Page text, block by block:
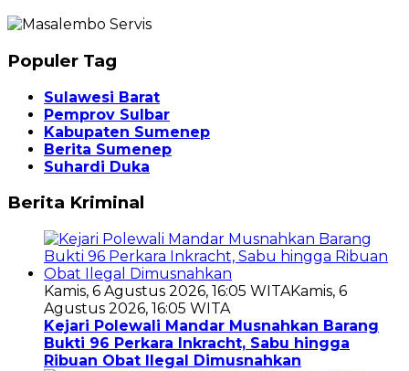
Populer Tag
Sulawesi Barat
Pemprov Sulbar
Kabupaten Sumenep
Berita Sumenep
Suhardi Duka
Berita Kriminal
Kamis, 6 Agustus 2026, 16:05 WITAKamis, 6
Agustus 2026, 16:05 WITA
Kejari Polewali Mandar Musnahkan Barang
Bukti 96 Perkara Inkracht, Sabu hingga
Ribuan Obat Ilegal Dimusnahkan